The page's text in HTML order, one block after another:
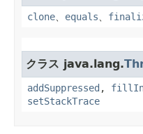
clone、 equals、
クラス java.lang.
addSuppressed ,
setStackTrace